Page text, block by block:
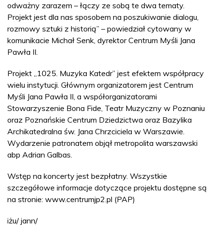
odważny zarazem – łączy ze sobą te dwa tematy.
Projekt jest dla nas sposobem na poszukiwanie dialogu,
rozmowy sztuki z historią” – powiedział cytowany w
komunikacie Michał Senk, dyrektor Centrum Myśli Jana
Pawła II.
Projekt „1025. Muzyka Katedr” jest efektem współpracy
wielu instytucji. Głównym organizatorem jest Centrum
Myśli Jana Pawła II, a współorganizatorami
Stowarzyszenie Bona Fide, Teatr Muzyczny w Poznaniu
oraz Poznańskie Centrum Dziedzictwa oraz Bazylika
Archikatedralna św. Jana Chrzciciela w Warszawie.
Wydarzenie patronatem objął metropolita warszawski
abp Adrian Galbas.
Wstęp na koncerty jest bezpłatny. Wszystkie
szczegółowe informacje dotyczące projektu dostępne są
na stronie: www.centrumjp2.pl (PAP)
iżu/ jann/